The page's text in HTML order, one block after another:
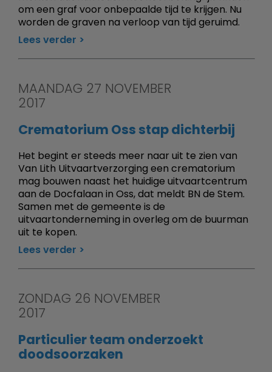
om een graf voor onbepaalde tijd te krijgen. Nu
worden de graven na verloop van tijd geruimd.
Lees verder
MAANDAG 27 NOVEMBER
2017
Crematorium Oss stap dichterbij
Het begint er steeds meer naar uit te zien van
Van Lith Uitvaartverzorging een crematorium
mag bouwen naast het huidige uitvaartcentrum
aan de Docfalaan in Oss, dat meldt BN de Stem.
Samen met de gemeente is de
uitvaartonderneming in overleg om de buurman
uit te kopen.
Lees verder
ZONDAG 26 NOVEMBER
2017
Particulier team onderzoekt
doodsoorzaken